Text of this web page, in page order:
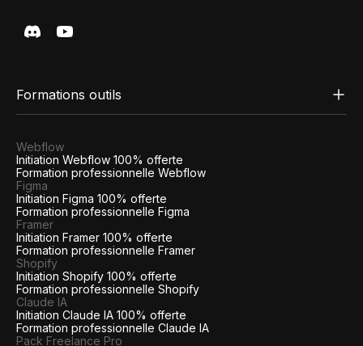
Formations outils
Webflow
Initiation Webflow 100% offerte
Formation professionnelle Webflow
Figma
Initiation Figma 100% offerte
Formation professionnelle Figma
Framer
Initiation Framer 100% offerte
Formation professionnelle Framer
Shopify
Initiation Shopify 100% offerte
Formation professionnelle Shopify
Claude IA
Initiation Claude IA 100% offerte
Formation professionnelle Claude IA
Pack Freelance Pro